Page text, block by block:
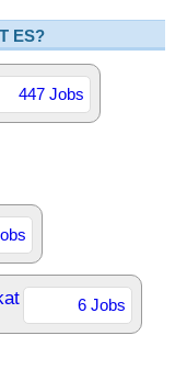
ES?
447 Jobs
6 Jobs